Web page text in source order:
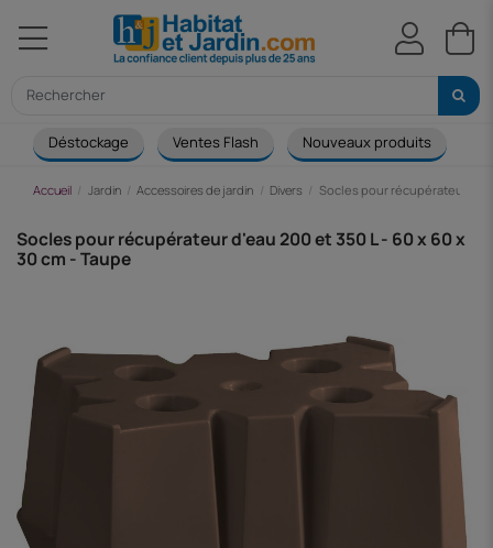
Déstockage Ventes Flash Nouveaux produits
Accueil Jardin Accessoires de jardin Divers Socles pour récupérateur
Socles pour récupérateur d'eau 200 et 350 L - 60 x 60 x
30 cm - Taupe